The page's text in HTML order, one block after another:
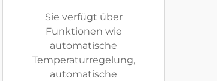
Sie verfügt über
Funktionen wie
automatische
Temperaturregelung,
automatische